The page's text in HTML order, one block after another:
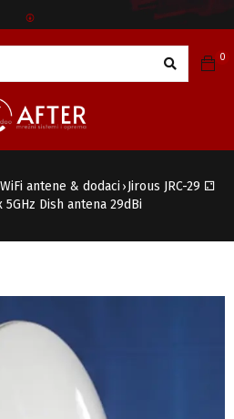
🅯
0
WiFi antene & dodaci › Jirous JRC-29 ⚁
5GHz Dish antena 29dBi